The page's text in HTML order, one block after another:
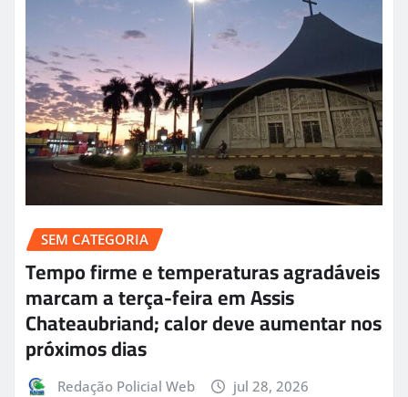
SEM CATEGORIA
Tempo firme e temperaturas agradáveis
marcam a terça-feira em Assis
Chateaubriand; calor deve aumentar nos
próximos dias
Redação Policial Web jul 28, 2026